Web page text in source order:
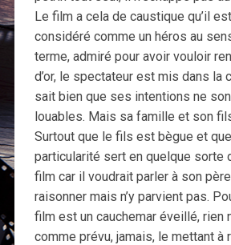
Le film a cela de caustique qu’il
considéré comme un héros au
terme, admiré pour avoir vouloir
d’or, le spectateur est mis dans la
sait bien que ses intentions ne
louables. Mais sa famille et son
Surtout que le fils est bègue et
particularité sert en quelque sorte
film car il voudrait parler à son
raisonner mais n’y parvient pas.
film est un cauchemar éveillé, rien
comme prévu, jamais, le mettant à